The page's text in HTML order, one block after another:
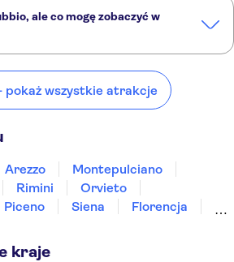
ale co mogę zobaczyć w
Montepulciano
pokaż wszystkie atrakcje
Arezzo
Montepulciano
Rimini
Orvieto
Piceno Siena
Florencja
kraje